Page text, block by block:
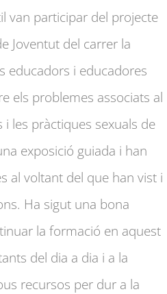
van participar del projecte
Joventut del carrer la
educadors i educadores
els problemes associats al
les pràctiques sexuals de
exposició guiada i han
al voltant del que han vist i
Ha sigut una bona
la formació en aquest
del dia a dia i a la
recursos per dur a la